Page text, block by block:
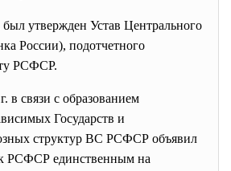
утвержден Устав Центрального
России), подотчетного
РСФСР.
связи с образованием
Государств и
структур ВС РСФСР объявил
РСФСР единственным на